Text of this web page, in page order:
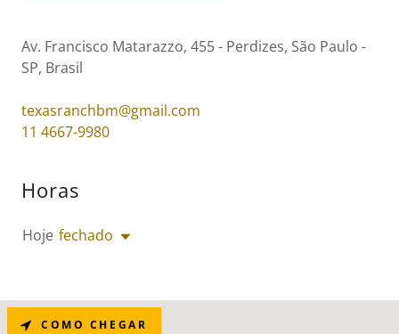
Av. Francisco Matarazzo, 455 - Perdizes, São Paulo -
SP, Brasil
texasranchbm@gmail.com
11 4667-9980
Horas
Hoje fechado
COMO CHEGAR